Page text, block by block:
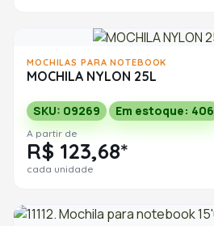
MOCHILAS PARA NOTEBOOK
MOCHILA NYLON 25L
SKU: 09269 Em estoque: 406
A partir de
R$ 123,68*
cada unidade